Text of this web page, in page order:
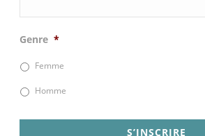
Genre *
Femme
Homme